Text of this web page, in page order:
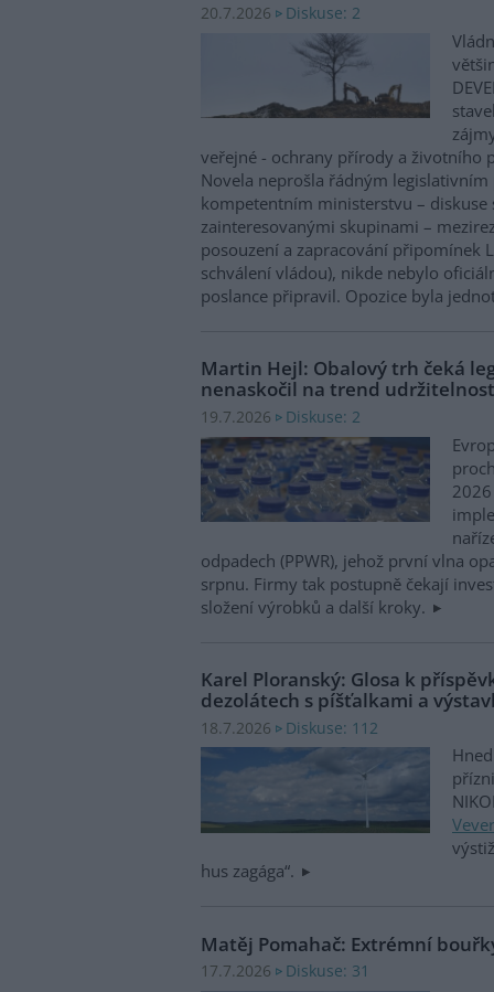
20.7.2026 Diskuse: 2
veřejné - ochrany přírody a životního
Novela neprošla řádným legislativním
kompetentním ministerstvu – diskuse
zainteresovanými skupinami –
posouzení a zapracování připomínek
schválení vládou), nikde nebylo
poslance připravil. Opozice byla
Martin Hejl: Obalový trh čeká
nenaskočil na trend
19.7.2026 Diskuse: 2
odpadech (PPWR), jehož první vlna
srpnu. Firmy tak postupně čekají
složení výrobků a další kroky.
Karel Ploranský: Glosa k
dezolátech s píšťalkami a
18.7.2026 Diskuse: 112
hus zagága“.
Matěj Pomahač: Extrémní
17.7.2026 Diskuse: 31